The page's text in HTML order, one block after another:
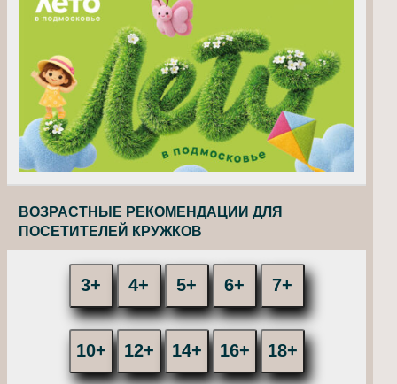
ВОЗРАСТНЫЕ РЕКОМЕНДАЦИИ ДЛЯ
ПОСЕТИТЕЛЕЙ КРУЖКОВ
3+ 4+ 5+ 6+ 7+
10+ 12+ 14+ 16+ 18+